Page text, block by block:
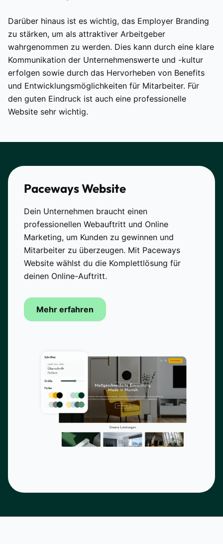
Darüber hinaus ist es wichtig, das Employer Branding
zu stärken, um als attraktiver Arbeitgeber
wahrgenommen zu werden. Dies kann durch eine klare
Kommunikation der Unternehmenswerte und -kultur
erfolgen sowie durch das Hervorheben von Benefits
und Entwicklungsmöglichkeiten für Mitarbeiter. Für
den guten Eindruck ist auch eine professionelle
Website sehr wichtig.
Paceways Website
Dein Unternehmen braucht einen
professionellen Webauftritt und Online
Marketing, um Kunden zu gewinnen und
Mitarbeiter zu überzeugen. Mit Paceways
Website wählst du die Komplettlösung für
deinen Online-Auftritt.
Mehr erfahren